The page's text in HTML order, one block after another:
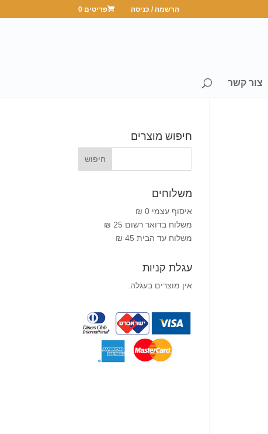
הרשמה / כניסה פריטים 0
צור קשר
חיפוש מוצרים
משלוחים
איסוף עצמי 0 ₪
משלוח בדואר רשום 25 ₪
משלוח עד הבית 45 ₪
עגלת קניות
אין מוצרים בעגלה.